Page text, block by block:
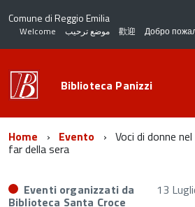
Comune di Reggio Emilia
Welcome موضع ترحيب 歡迎 Добро
Biblioteca Panizzi
Home Evento Voci di donne
far della sera
Eventi organizzati da
Biblioteca Santa Croce
13